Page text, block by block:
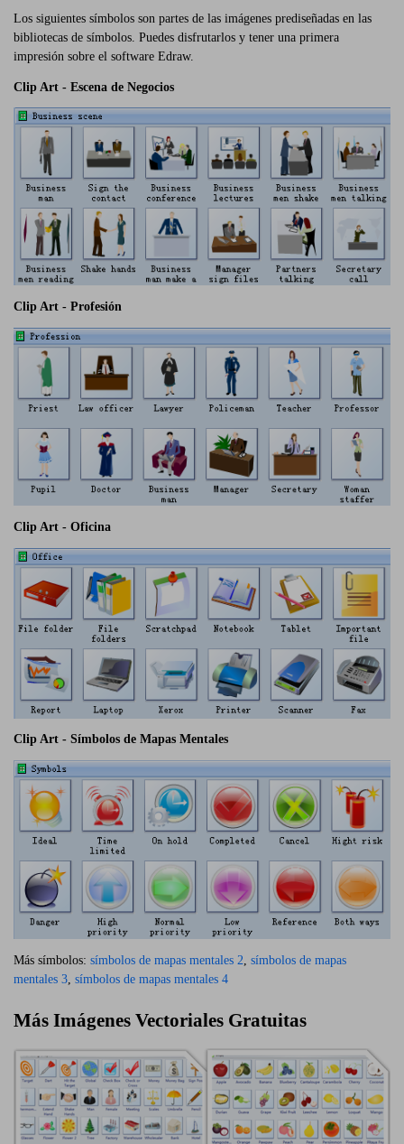
Los siguientes símbolos son partes de las imágenes prediseñadas en las
bibliotecas de símbolos. Puedes disfrutarlos y tener una primera
impresión sobre el software Edraw.
Clip Art - Escena de Negocios
Clip Art - Profesión
Clip Art - Oficina
Clip Art - Símbolos de Mapas Mentales
Más símbolos: símbolos de mapas mentales 2 símbolos de mapas
mentales 3 símbolos de mapas mentales 4
Más Imágenes Vectoriales Gratuitas